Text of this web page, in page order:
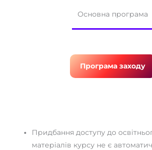
Основна програма
Програма заходу
Придбання доступу до
матеріалів курсу не є